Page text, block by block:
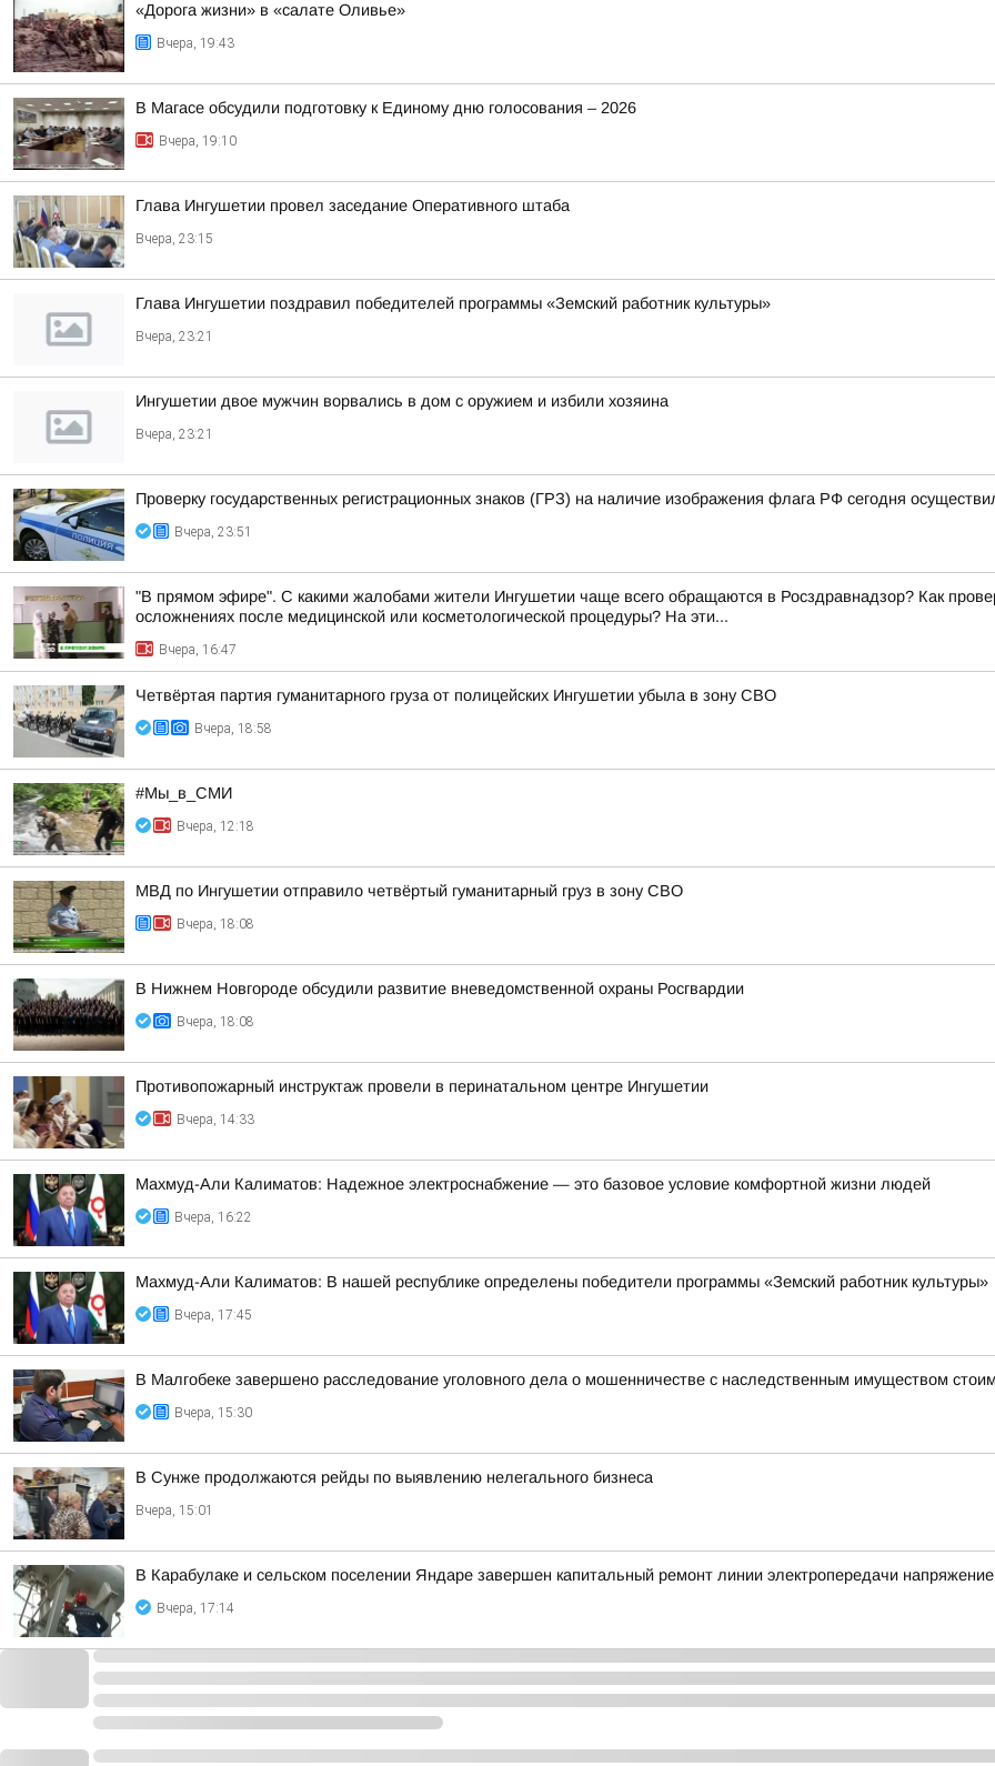
«Дорога жизни» в «салате Оливье»
Вчера, 19:43
В Магасе обсудили подготовку к Единому дню голосования – 2026
Вчера, 19:10
Глава Ингушетии провел заседание Оперативного штаба
Вчера, 23:15
Глава Ингушетии поздравил победителей программы «Земский работник культуры»
Вчера, 23:21
Ингушетии двое мужчин ворвались в дом с оружием и избили хозяина
Вчера, 23:21
Проверку государственных регистрационных знаков (ГРЗ) на наличие изображения флага РФ сегодня
Вчера, 23:51
"В прямом эфире". С какими жалобами жители Ингушетии чаще всего обращаются в Росздравнадзор? Как
осложнениях после медицинской или косметологической процедуры? На эти...
Вчера, 16:47
Четвёртая партия гуманитарного груза от полицейских Ингушетии убыла в зону СВО
Вчера, 18:58
#Мы_в_СМИ
Вчера, 12:18
МВД по Ингушетии отправило четвёртый гуманитарный груз в зону СВО
Вчера, 18:08
В Нижнем Новгороде обсудили развитие вневедомственной охраны Росгвардии
Вчера, 18:08
Противопожарный инструктаж провели в перинатальном центре Ингушетии
Вчера, 14:33
Махмуд-Али Калиматов: Надежное электроснабжение — это базовое условие комфортной жизни людей
Вчера, 16:22
Махмуд-Али Калиматов: В нашей республике определены победители программы «Земский работник культуры»
Вчера, 17:45
В Малгобеке завершено расследование уголовного дела о мошенничестве с наследственным имуществом
Вчера, 15:30
В Сунже продолжаются рейды по выявлению нелегального бизнеса
Вчера, 15:01
В Карабулаке и сельском поселении Яндаре завершен капитальный ремонт линии электропередачи
Вчера, 17:14